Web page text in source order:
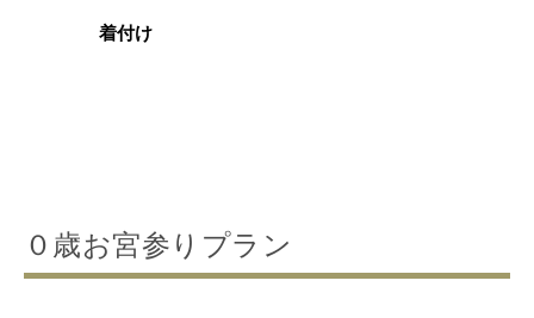
着付け
０歳お宮参りプラン